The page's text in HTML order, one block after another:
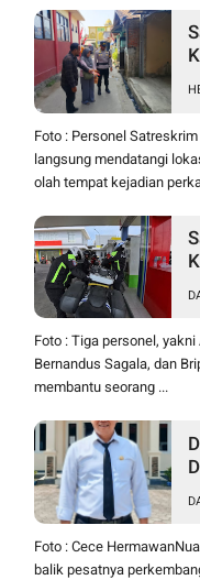
Foto : Personel
langsung mendatangi
olah tempat kejadian
Foto : Tiga personel,
Bernandus Sagala, dan
membantu seorang ...
Foto : Cece
balik pesatnya